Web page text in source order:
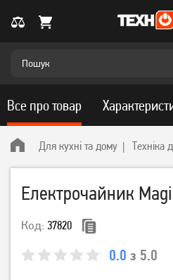
Для кухні та дому Техніка
Електрочайник
Код: 37820
0.0 з 5.0
Все про товар